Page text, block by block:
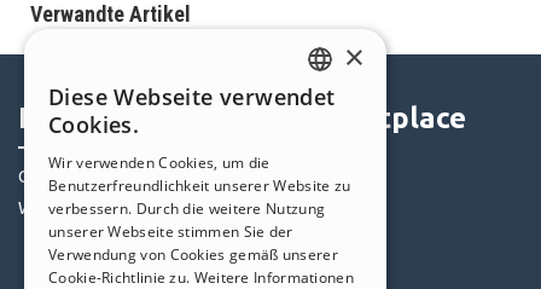
Verwandte Artikel
Help Center
Community
Websites von Nutzern
Marketplace
Templates
Objekte
Angebote
ENGLISH
GERMAN
SPANISH
PORTUGUESE
×
Diese Webseite verwendet
Cookies.
Wir verwenden Cookies, um die
Benutzerfreundlichkeit unserer Website zu
verbessern. Durch die weitere Nutzung
unserer Webseite stimmen Sie der
Verwendung von Cookies gemäß unserer
Cookie-Richtlinie zu. Weitere Informationen